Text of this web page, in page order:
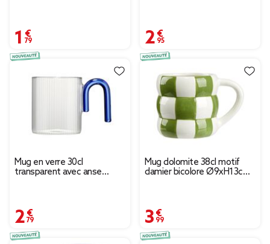
1,79 € 2,95 €
Mug en verre 30cl
transparent avec anse
2,79 €
Mug dolomite 38cl motif
damier bicolore Ø9xH13cm
3,99 €